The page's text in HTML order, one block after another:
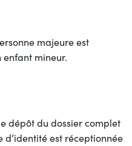
majeure est
enfant mineur.
dépôt du dossier complet
est réceptionnée